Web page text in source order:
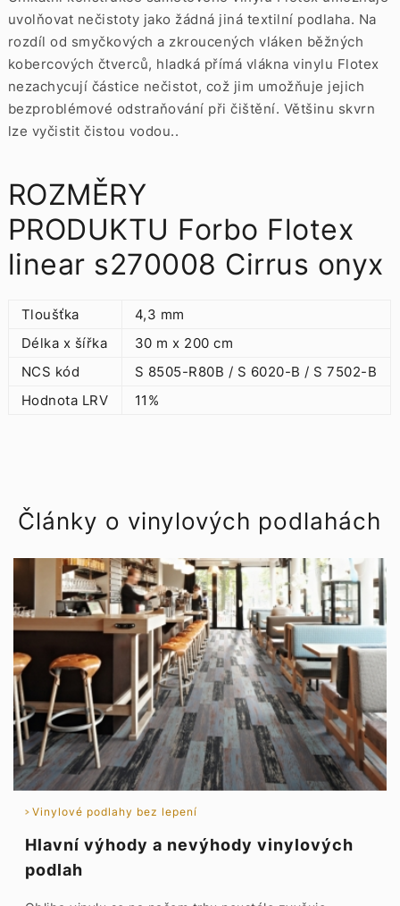
uvolňovat nečistoty jako žádná jiná textilní podlaha. Na
rozdíl od smyčkových a zkroucených vláken běžných
kobercových čtverců, hladká přímá vlákna vinylu Flotex
nezachycují částice nečistot, což jim umožňuje jejich
bezproblémové odstraňování při čištění. Většinu skvrn
lze vyčistit čistou vodou..
ROZMĚRY
PRODUKTU Forbo Flotex
linear s270008 Cirrus onyx
Tloušťka
4,3 mm
Délka x šířka
30 m x 200 cm
NCS kód
S 8505-R80B / S 6020-B / S 7502-B
Hodnota LRV
11%
Články o vinylových podlahách
Vinylové podlahy bez lepení
Hlavní výhody a nevýhody vinylových
podlah